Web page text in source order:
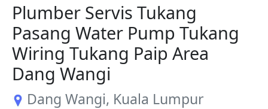
Plumber Servis Tukang
Pasang Water Pump Tukang
Wiring Tukang Paip Area
Dang Wangi
Dang Wangi, Kuala Lumpur